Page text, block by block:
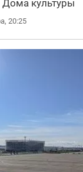
Дома культуры
20:25